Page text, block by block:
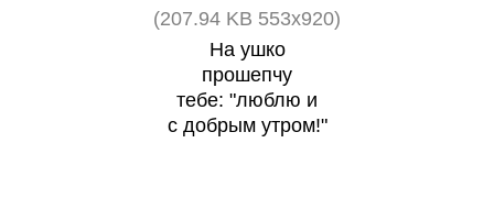
(207.94 KB 553x920)
На ушко
прошепчу
тебе: "люблю и
с добрым утром!"